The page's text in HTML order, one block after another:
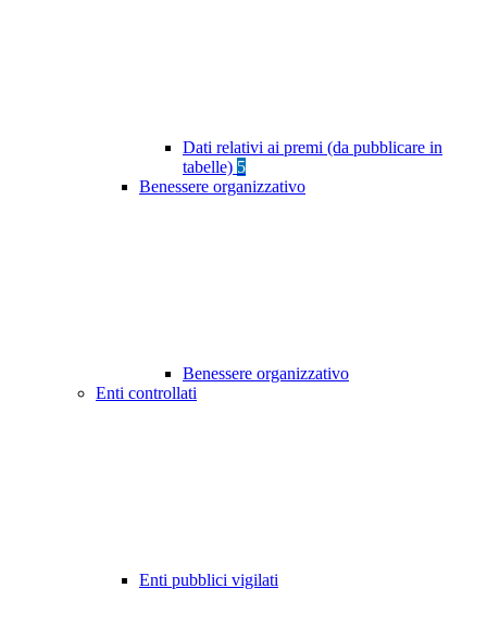
Dati relativi ai premi (da pubblicare in
tabelle) 5
Benessere organizzativo
Benessere organizzativo
Enti controllati
Enti pubblici vigilati